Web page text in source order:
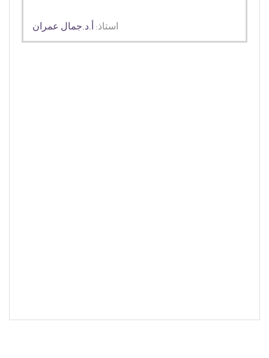
استاذ: أ.د.جمال عمران